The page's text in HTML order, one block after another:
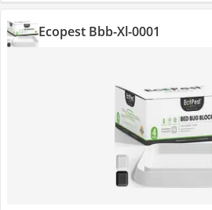
Ecopest Bbb-Xl-0001